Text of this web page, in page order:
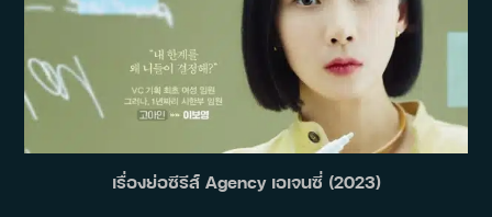
เรื่องย่อซีรีส์ Agency เอเจนซี่ (2023)